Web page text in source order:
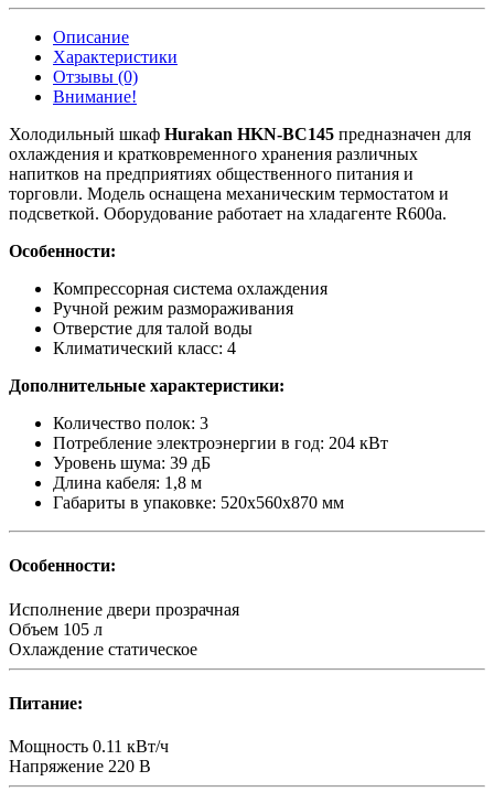
Описание
Характеристики
Отзывы (0)
Внимание!
Холодильный шкаф Hurakan HKN-BC145 предназначен для
охлаждения и кратковременного хранения различных
напитков на предприятиях общественного питания и
торговли. Модель оснащена механическим термостатом и
подсветкой. Оборудование работает на хладагенте R600a.
Особенности:
Компрессорная система охлаждения
Ручной режим размораживания
Отверстие для талой воды
Климатический класс: 4
Дополнительные характеристики:
Количество полок: 3
Потребление электроэнергии в год: 204 кВт
Уровень шума: 39 дБ
Длина кабеля: 1,8 м
Габариты в упаковке: 520х560х870 мм
Особенности:
Исполнение двери прозрачная
Объем 105 л
Охлаждение статическое
Питание:
Мощность 0.11 кВт/ч
Напряжение 220 В